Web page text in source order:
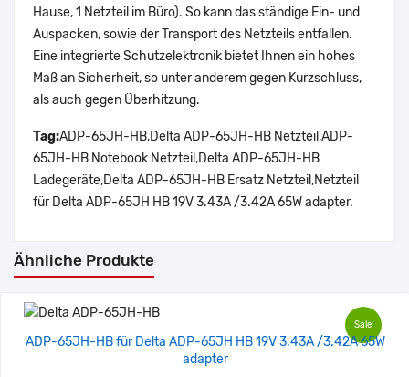
Hause, 1 Netzteil im Büro). So kann das ständige Ein- und
Auspacken, sowie der Transport des Netzteils entfallen.
Eine integrierte Schutzelektronik bietet Ihnen ein hohes
Maß an Sicherheit, so unter anderem gegen Kurzschluss,
als auch gegen Überhitzung.
Tag:ADP-65JH-HB,Delta ADP-65JH-HB Netzteil,ADP-
65JH-HB Notebook Netzteil,Delta ADP-65JH-HB
Ladegeräte,Delta ADP-65JH-HB Ersatz Netzteil,Netzteil
für Delta ADP-65JH HB 19V 3.43A /3.42A 65W adapter.
Ähnliche Produkte
Sale
ADP-65JH-HB für Delta ADP-65JH HB 19V 3.43A /3.42A 65W
adapter